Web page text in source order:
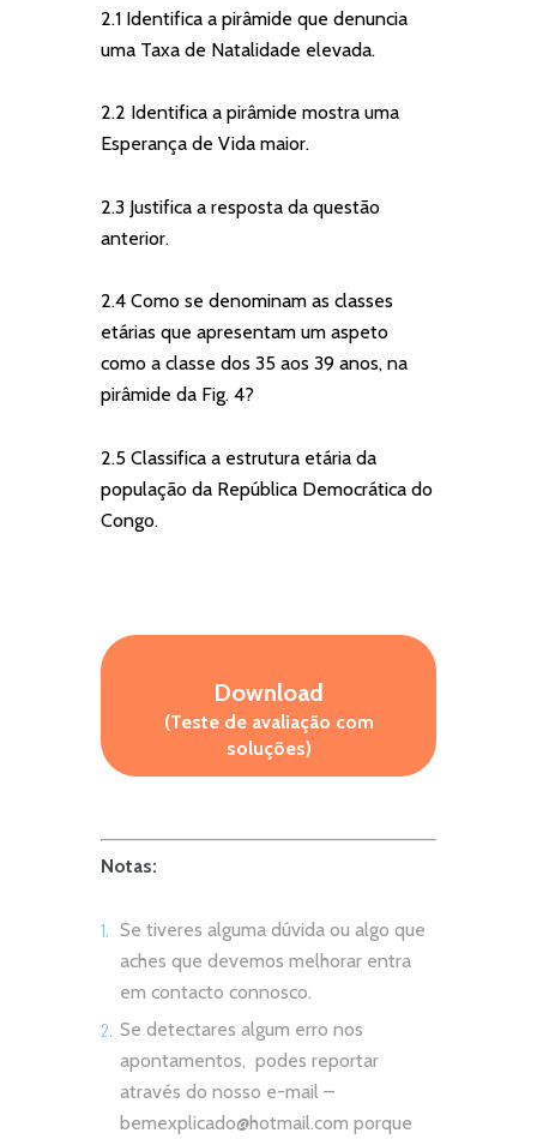
2.1 Identifica a pirâmide que denuncia
uma Taxa de Natalidade elevada.
2.2 Identifica a pirâmide mostra uma
Esperança de Vida maior.
2.3 Justifica a resposta da questão
anterior.
2.4 Como se denominam as classes
etárias que apresentam um aspeto
como a classe dos 35 aos 39 anos, na
pirâmide da Fig. 4?
2.5 Classifica a estrutura etária da
população da República Democrática do
Congo.
Download
(Teste de avaliação com
soluções)
Notas:
Se tiveres alguma dúvida ou algo que
aches que devemos melhorar entra
em contacto connosco.
Se detectares algum erro nos
apontamentos, podes reportar
através do nosso e-mail –
bemexplicado@hotmail.com porque